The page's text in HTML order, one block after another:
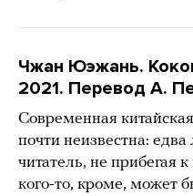
Чжан Юэжань.
2021. Перевод А.
Современная
почти неизвестна:
читатель, не прибегая
кого-то, кроме, может